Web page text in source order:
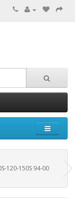
120-150S 94-00